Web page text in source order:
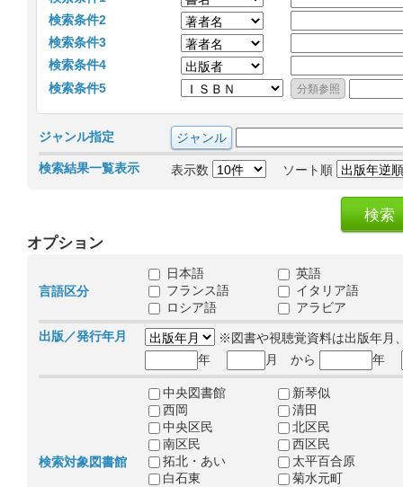
検索条件2
検索条件3
検索条件4
検索条件5
ジャンル指定
検索結果一覧表示 表示数 ソート順
オプション
言語区分
日本語
英語
フランス語
イタリア語
ロシア語
アラビア
出版／発行年月
※図書や視聴覚資料は出版年月
年
月 から 年
検索対象図書館
中央図書館
新琴似
西岡
清田
中央区民
北区民
南区民
西区民
拓北・あい
太平百合原
白石東
菊水元町